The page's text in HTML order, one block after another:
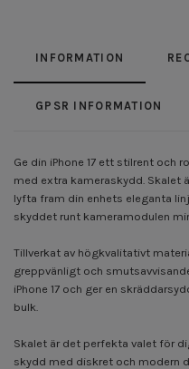
INFORMATION
GPSR INFORMATION
Ge din iPhone 17 ett stilrent och
med extra kameraskydd. Skalet
lyfta fram din enhets eleganta
skyddet runt kameramodulen
Tillverkat av högkvalitativt
greppvänligt och
iPhone 17 och ger en
bulk.
Skalet är det perfekta valet för
skydd med diskret och modern